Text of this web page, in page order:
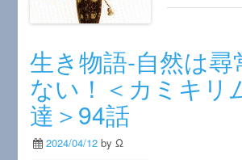
生き物語‐自然は尋
ない！＜カミキリ
達＞94話
2024/04/12 by Ω